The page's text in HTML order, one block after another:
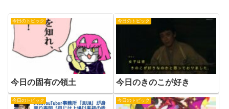
今日のトピック
今日の固有の領土
今日のトピック
今日のきのこが好き
今日のトピック 今日のトピック